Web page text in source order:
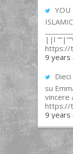
YOU
||l
https://
9 years
su
vincere
https://
9 years